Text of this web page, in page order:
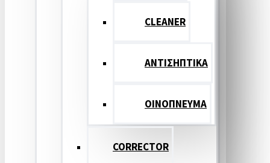
CLEANER
ΑΝΤΙΣΗΠΤΙΚΑ
ΟΙΝΟΠΝΕΥΜΑ
CORRECTOR